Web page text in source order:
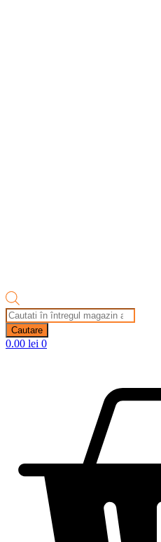
Products
search
Cautare
0.00 lei 0